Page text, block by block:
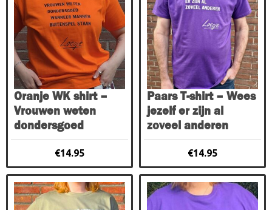
Oranje WK shirt –
Vrouwen weten
dondersgoed
€14.95
heeft
meerdere
variaties.
Deze
optie
kan
gekozen
worden
op
de
productpagina
Paars T-shirt – Wees
jezelf er zijn al
zoveel anderen
€14.95
heeft
meerdere
variaties.
Deze
optie
kan
gekozen
worden
op
de
productpagina
Dit
product
Dit
product